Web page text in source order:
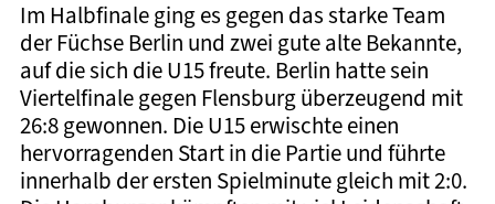
Im Halbfinale ging es gegen das starke Team
der Füchse Berlin und zwei gute alte Bekannte,
auf die sich die U15 freute. Berlin hatte sein
Viertelfinale gegen Flensburg überzeugend mit
26:8 gewonnen. Die U15 erwischte einen
hervorragenden Start in die Partie und führte
innerhalb der ersten Spielminute gleich mit 2:0.